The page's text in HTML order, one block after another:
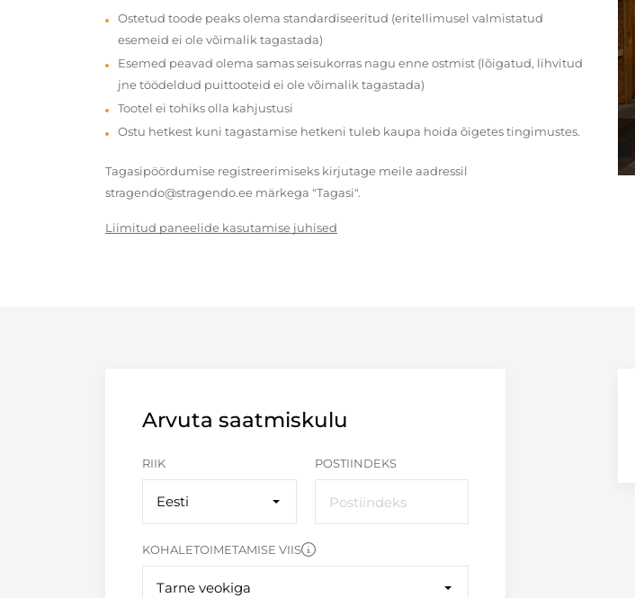
Ostetud toode peaks olema standardiseeritud (eritellimusel valmistatud
esemeid ei ole võimalik tagastada)
Esemed peavad olema samas seisukorras nagu enne ostmist (lõigatud, lihvitud
jne töödeldud puittooteid ei ole võimalik tagastada)
Tootel ei tohiks olla kahjustusi
Ostu hetkest kuni tagastamise hetkeni tuleb kaupa hoida õigetes tingimustes.
Tagasipöördumise registreerimiseks kirjutage meile aadressil
stragendo@stragendo.ee märkega "Tagasi".
Liimitud paneelide kasutamise juhised
Arvuta saatmiskulu
RIIK
Eesti
POSTIINDEKS
KOHALETOIMETAMISE VIIS
Tarne veokiga